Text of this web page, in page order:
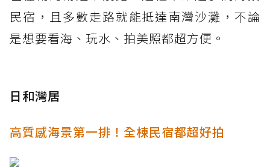
民宿，且多數走路就能抵達南灣沙灘，不論
是想要看海、玩水、拍美照都超方便。
日和灣居
高質感海景第一排！全棟民宿都超好拍